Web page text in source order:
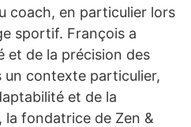
coach, en particulier lors
sportif. François a
et de la précision des
un contexte particulier,
et de la
la fondatrice de Zen &